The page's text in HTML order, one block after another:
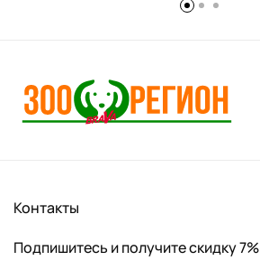
Контакты
Подпишитесь и получите скидку 7%